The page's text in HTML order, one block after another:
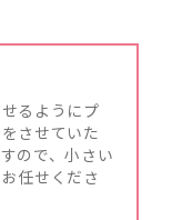
るようにプ
させていた
ので、小さい
任せくださ